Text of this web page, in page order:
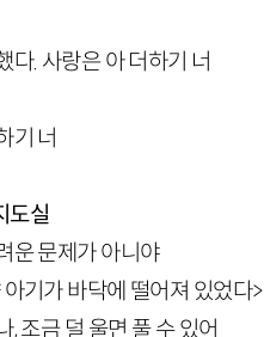
다. 사랑은 아 더하기 너
기 너
도실
운 문제가 아니야
기가 바닥에 떨어져 있었다>
, 조금 덜 울면 풀 수 있어